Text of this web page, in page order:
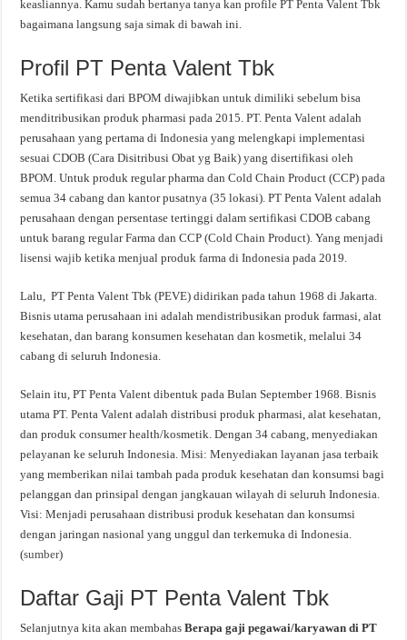
keasliannya. Kamu sudah bertanya tanya kan profile PT Penta Valent Tbk
bagaimana langsung saja simak di bawah ini.
Profil PT Penta Valent Tbk
Ketika sertifikasi dari BPOM diwajibkan untuk dimiliki sebelum bisa
menditribusikan produk pharmasi pada 2015. PT. Penta Valent adalah
perusahaan yang pertama di Indonesia yang melengkapi implementasi
sesuai CDOB (Cara Disitribusi Obat yg Baik) yang disertifikasi oleh
BPOM. Untuk produk regular pharma dan Cold Chain Product (CCP) pada
semua 34 cabang dan kantor pusatnya (35 lokasi). PT Penta Valent adalah
perusahaan dengan persentase tertinggi dalam sertifikasi CDOB cabang
untuk barang regular Farma dan CCP (Cold Chain Product). Yang menjadi
lisensi wajib ketika menjual produk farma di Indonesia pada 2019.
Lalu, PT Penta Valent Tbk (PEVE) didirikan pada tahun 1968 di Jakarta.
Bisnis utama perusahaan ini adalah mendistribusikan produk farmasi, alat
kesehatan, dan barang konsumen kesehatan dan kosmetik, melalui 34
cabang di seluruh Indonesia.
Selain itu, PT Penta Valent dibentuk pada Bulan September 1968. Bisnis
utama PT. Penta Valent adalah distribusi produk pharmasi, alat kesehatan,
dan produk consumer health/kosmetik. Dengan 34 cabang, menyediakan
pelayanan ke seluruh Indonesia. Misi: Menyediakan layanan jasa terbaik
yang memberikan nilai tambah pada produk kesehatan dan konsumsi bagi
pelanggan dan prinsipal dengan jangkauan wilayah di seluruh Indonesia.
Visi: Menjadi perusahaan distribusi produk kesehatan dan konsumsi
dengan jaringan nasional yang unggul dan terkemuka di Indonesia.
(sumber)
Daftar Gaji PT Penta Valent Tbk
Selanjutnya kita akan membahasBerapa gaji pegawai/karyawan di PT